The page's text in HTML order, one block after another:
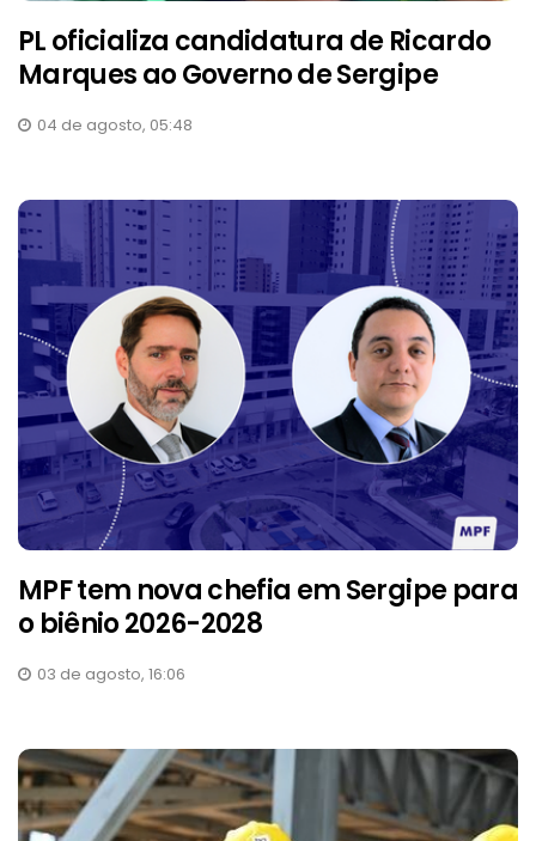
PL oficializa candidatura de Ricardo
Marques ao Governo de Sergipe
04 de agosto, 05:48
MPF tem nova chefia em Sergipe para
o biênio 2026-2028
03 de agosto, 16:06